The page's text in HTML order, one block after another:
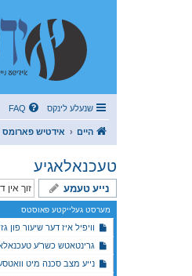
שנעלע לינקס FAQ
היים אידטיש פארומס
טעכנאלאגיע
נייע טעמע
מערסט געלייקטע פאוסטס
וויפיל איז דער שיעור פון
גרינטאטש כשר'ע
נייע מצב סכנה מיט